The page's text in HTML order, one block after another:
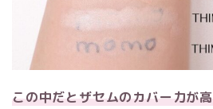
この中だとザセムのカバー力が